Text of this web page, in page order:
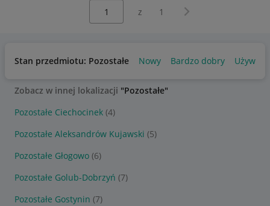
z 1 Następna strona
Stan przedmiotu: Pozostałe Nowy Bardzo dobry Używany
Zobacz w innej lokalizacji "Pozostałe"
Pozostałe Ciechocinek (4)
Pozostałe Aleksandrów Kujawski (5)
Pozostałe Głogowo (6)
Pozostałe Golub-Dobrzyń (7)
Pozostałe Gostynin (7)